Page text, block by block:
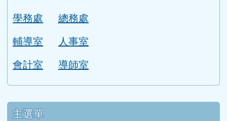
學務處
總務處
輔導室
人事室
會計室
導師室
主選單